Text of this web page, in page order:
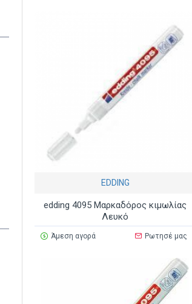
EDDING
edding 4095 Μαρκαδόρος κιμωλίας
Λευκό
Άμεση αγορά Ρωτησέ μας